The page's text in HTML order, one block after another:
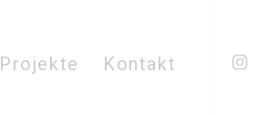
Projekte Kontakt